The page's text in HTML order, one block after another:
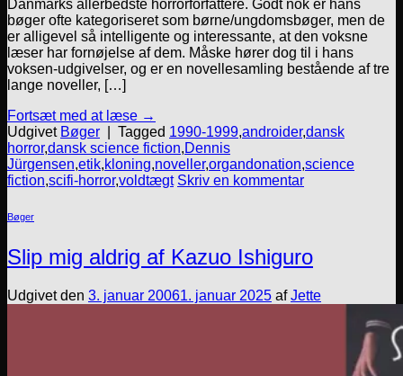
Danmarks allerbedste horrorforfattere. Godt nok er hans
bøger ofte kategoriseret som børne/ungdomsbøger, men de
er alligevel så intelligente og interessante, at den voksne
læser har fornøjelse af dem. Måske hører dog til i hans
voksen-udgivelser, og er en novellesamling bestående af tre
lange noveller, […]
Fortsæt med at læse →
Udgivet Bøger Tagged 1990-1999,androider,dansk
horror,dansk science fiction,Dennis
Jürgensen,etik,kloning,noveller,organdonation,science
fiction,scifi-horror,voldtægt Skriv en kommentar
Bøger
Slip mig aldrig af Kazuo Ishiguro
Udgivet den 3. januar 20061. januar 2025 afJette